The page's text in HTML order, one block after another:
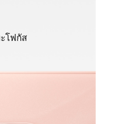
โฟกัส